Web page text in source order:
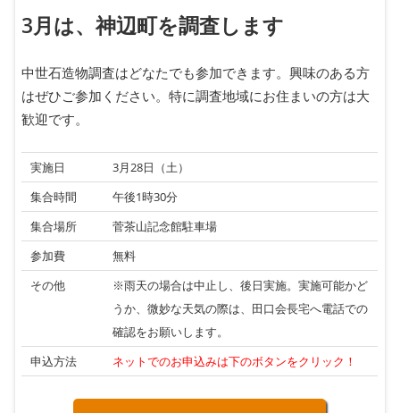
3月は、神辺町を調査します
中世石造物調査はどなたでも参加できます。興味のある方
はぜひご参加ください。特に調査地域にお住まいの方は大
歓迎です。
実施日
3月28日（土）
集合時間
午後1時30分
集合場所
菅茶山記念館駐車場
参加費
無料
その他
※雨天の場合は中止し、後日実施。実施可能かど
うか、微妙な天気の際は、田口会長宅へ電話での
確認をお願いします。
申込方法
ネットでのお申込みは下のボタンをクリック！